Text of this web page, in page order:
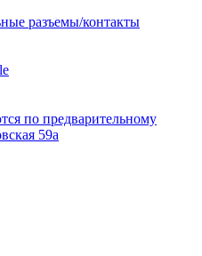
по предварительному
59а
разъемы/контакты